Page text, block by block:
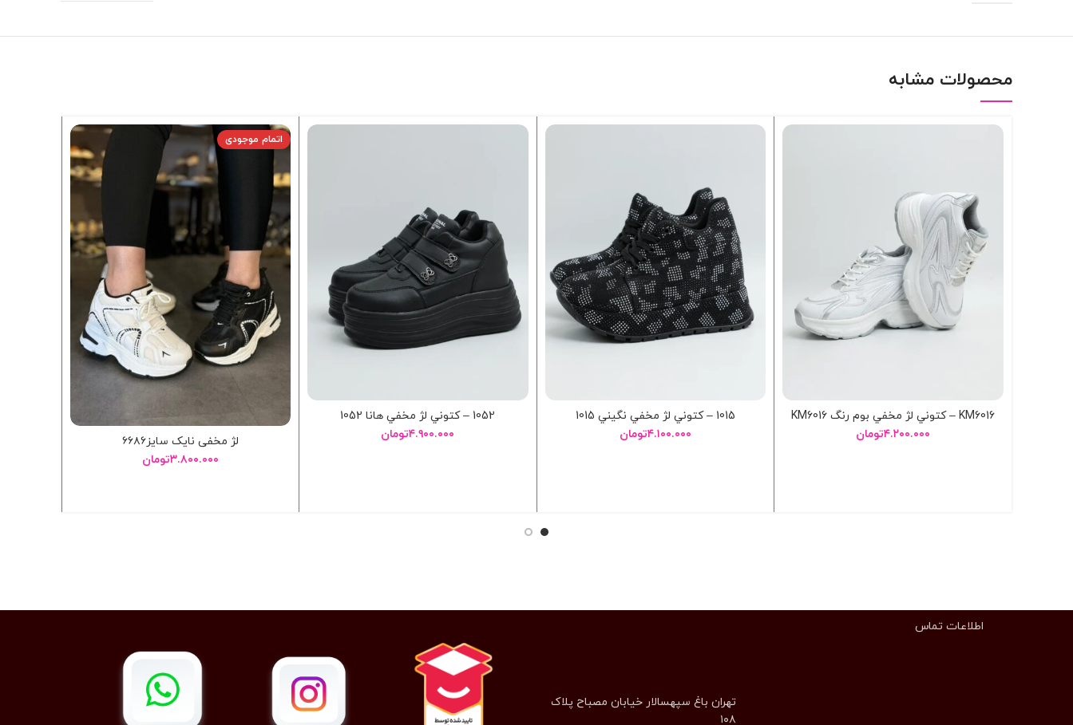
محصولات مشابه
KM6016 – کتوني لژ مخفي بوم رنگ KM6016
۴.۲۰۰.۰۰۰تومان
1015 – کتوني لژ مخفي نگيني 1015
۴.۱۰۰.۰۰۰تومان
1052 – کتوني لژ مخفي هانا 1052
۴.۹۰۰.۰۰۰تومان
اتمام موجودی
لژ مخفی نایک سایز۶۶۸۶
۳.۸۰۰.۰۰۰تومان
اطلاعات تماس
تهران باغ سپهسالار خیابان مصباح پلاک
۱۰۸